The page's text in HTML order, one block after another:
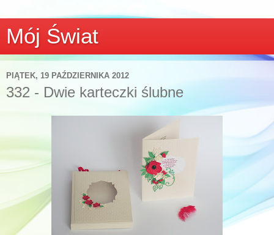
Mój Świat
PIĄTEK, 19 PAŹDZIERNIKA 2012
332 - Dwie karteczki ślubne